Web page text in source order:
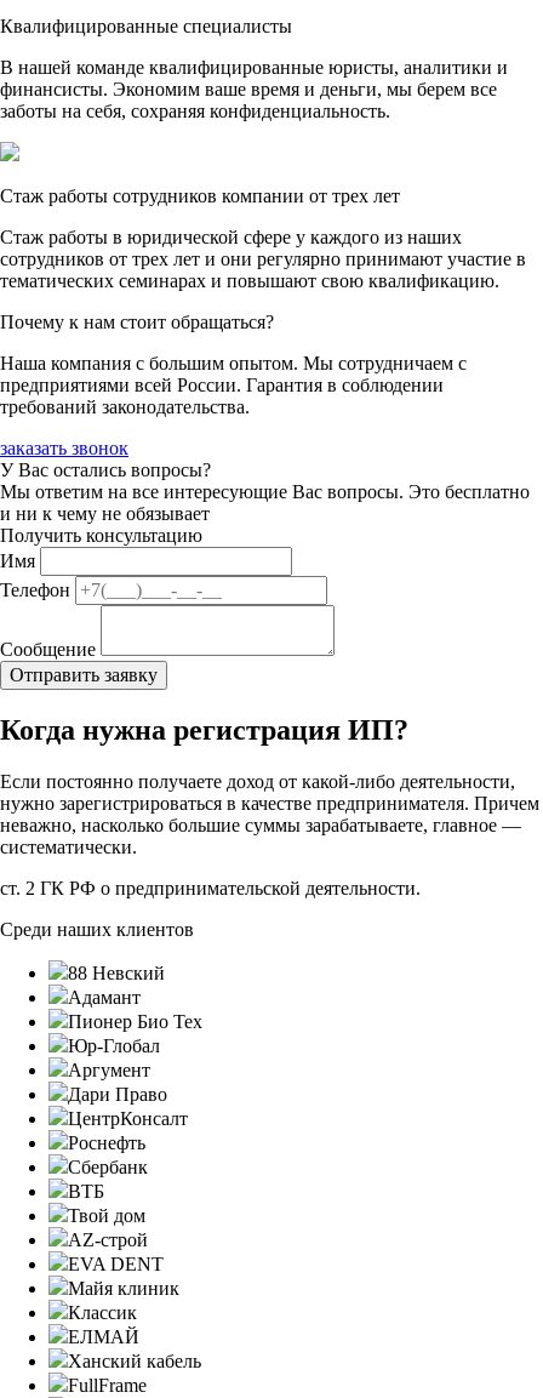
Квалифицированные специалисты
В нашей команде квалифицированные юристы, аналитики и
финансисты. Экономим ваше время и деньги, мы берем все
заботы на себя, сохраняя конфиденциальность.
Стаж работы сотрудников компании от трех лет
Стаж работы в юридической сфере у каждого из наших
сотрудников от трех лет и они регулярно принимают участие в
тематических семинарах и повышают свою квалификацию.
Почему к нам стоит обращаться?
Наша компания с большим опытом. Мы сотрудничаем с
предприятиями всей России. Гарантия в соблюдении
требований законодательства.
заказать звонок
У Вас остались вопросы?
Мы ответим на все интересующие Вас вопросы. Это бесплатно
и ни к чему не обязывает
Получить консультацию
Имя
Телефон
Сообщение
Когда нужна регистрация ИП?
Если постоянно получаете доход от какой-либо деятельности,
нужно зарегистрироваться в качестве предпринимателя. Причем
неважно, насколько большие суммы зарабатываете, главное —
систематически.
ст. 2 ГК РФ о предпринимательской деятельности.
Среди наших клиентов
88 Невский
Адамант
Пионер Био Тех
Юр-Глобал
Аргумент
Дари Право
ЦентрКонсалт
Роснефть
Сбербанк
ВТБ
Твой дом
AZ-строй
EVA DENT
Майя клиник
Классик
ЕЛМАЙ
Ханский кабель
FullFrame